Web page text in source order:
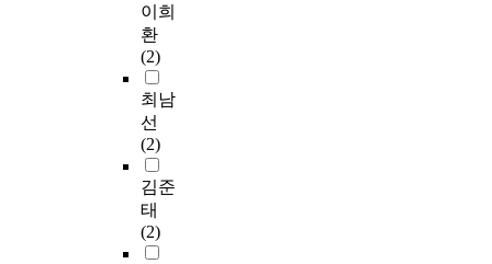
이희
환
(2)
최남
선
(2)
김준
태
(2)